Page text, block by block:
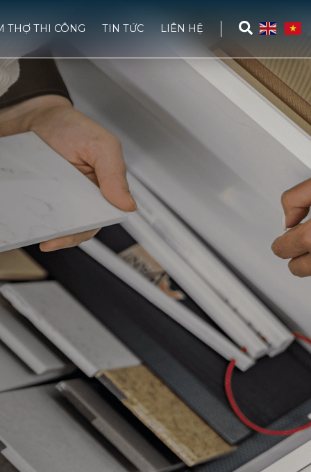
THỢ THI CÔNG TIN TỨC LIÊN HỆ